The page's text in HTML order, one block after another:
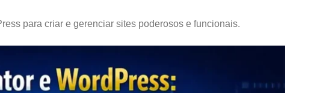
para criar e gerenciar sites poderosos e funcionais.